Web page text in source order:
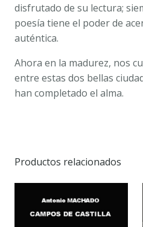
disfrutado de su lectura;
poesía tiene el poder de
auténtica.
Ahora en la madurez, nos
entre estas dos bellas
han completado el alma.
Productos relacionados